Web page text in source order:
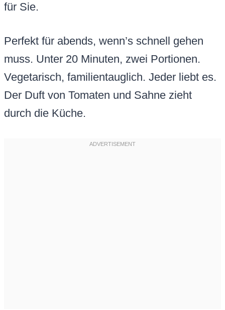
für Sie.
Perfekt für abends, wenn’s schnell gehen
muss. Unter 20 Minuten, zwei Portionen.
Vegetarisch, familientauglich. Jeder liebt es.
Der Duft von Tomaten und Sahne zieht
durch die Küche.